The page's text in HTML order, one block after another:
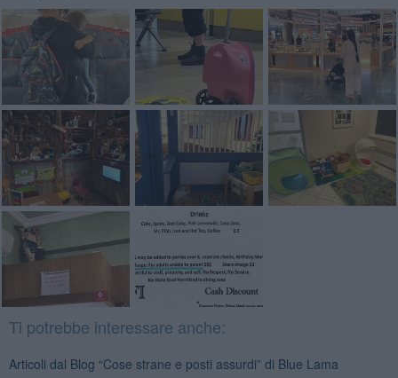
Ti potrebbe interessare anche:
Articoli dal Blog “Cose strane e posti assurdi” di Blue Lama